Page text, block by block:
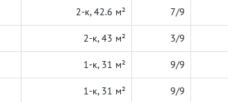
2-к, 42.6 м² 7/9
2-к, 43 м² 3/9
1-к, 31 м² 9/9
1-к, 31 м² 9/9